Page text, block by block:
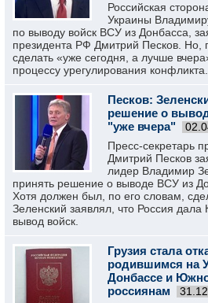
Российская
Украины
по выводу войск ВСУ из Донбасса,
президента РФ Дмитрий Песков. Но,
сделать «уже сегодня, а лучше
процессу урегулирования конфликта.
Песков:
решение о
"уже вчера"
Пресс-секретарь
Дмитрий Песков
лидер Владимир
принять решение о выводе ВСУ из
Хотя должен был, по его словам,
Зеленский заявлял, что Россия дала
вывод войск.
Грузия стала
родившимся на
Донбассе и
россиянам